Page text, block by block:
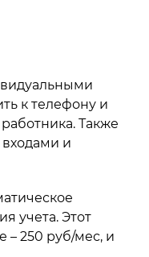
к телефону и
Также
входами и
учета. Этот
– 250 руб/мес, и